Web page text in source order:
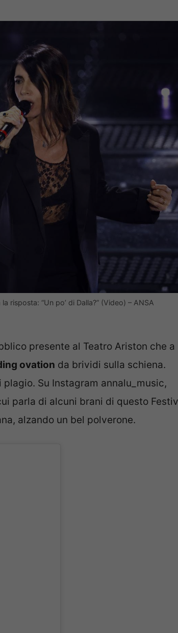
risposta: “Un po’ di Dalla?” (Video) – ANSA
presente al Teatro Ariston che a
ovation da brividi sulla schiena.
Su Instagram annalu_music,
parla di alcuni brani di questo
alzando un bel polverone.